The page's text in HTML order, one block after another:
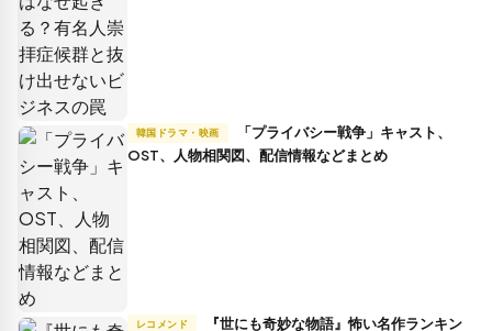
韓国ドラマ・映画
OST、人物相関図、配信情報などまとめ
レコメンド